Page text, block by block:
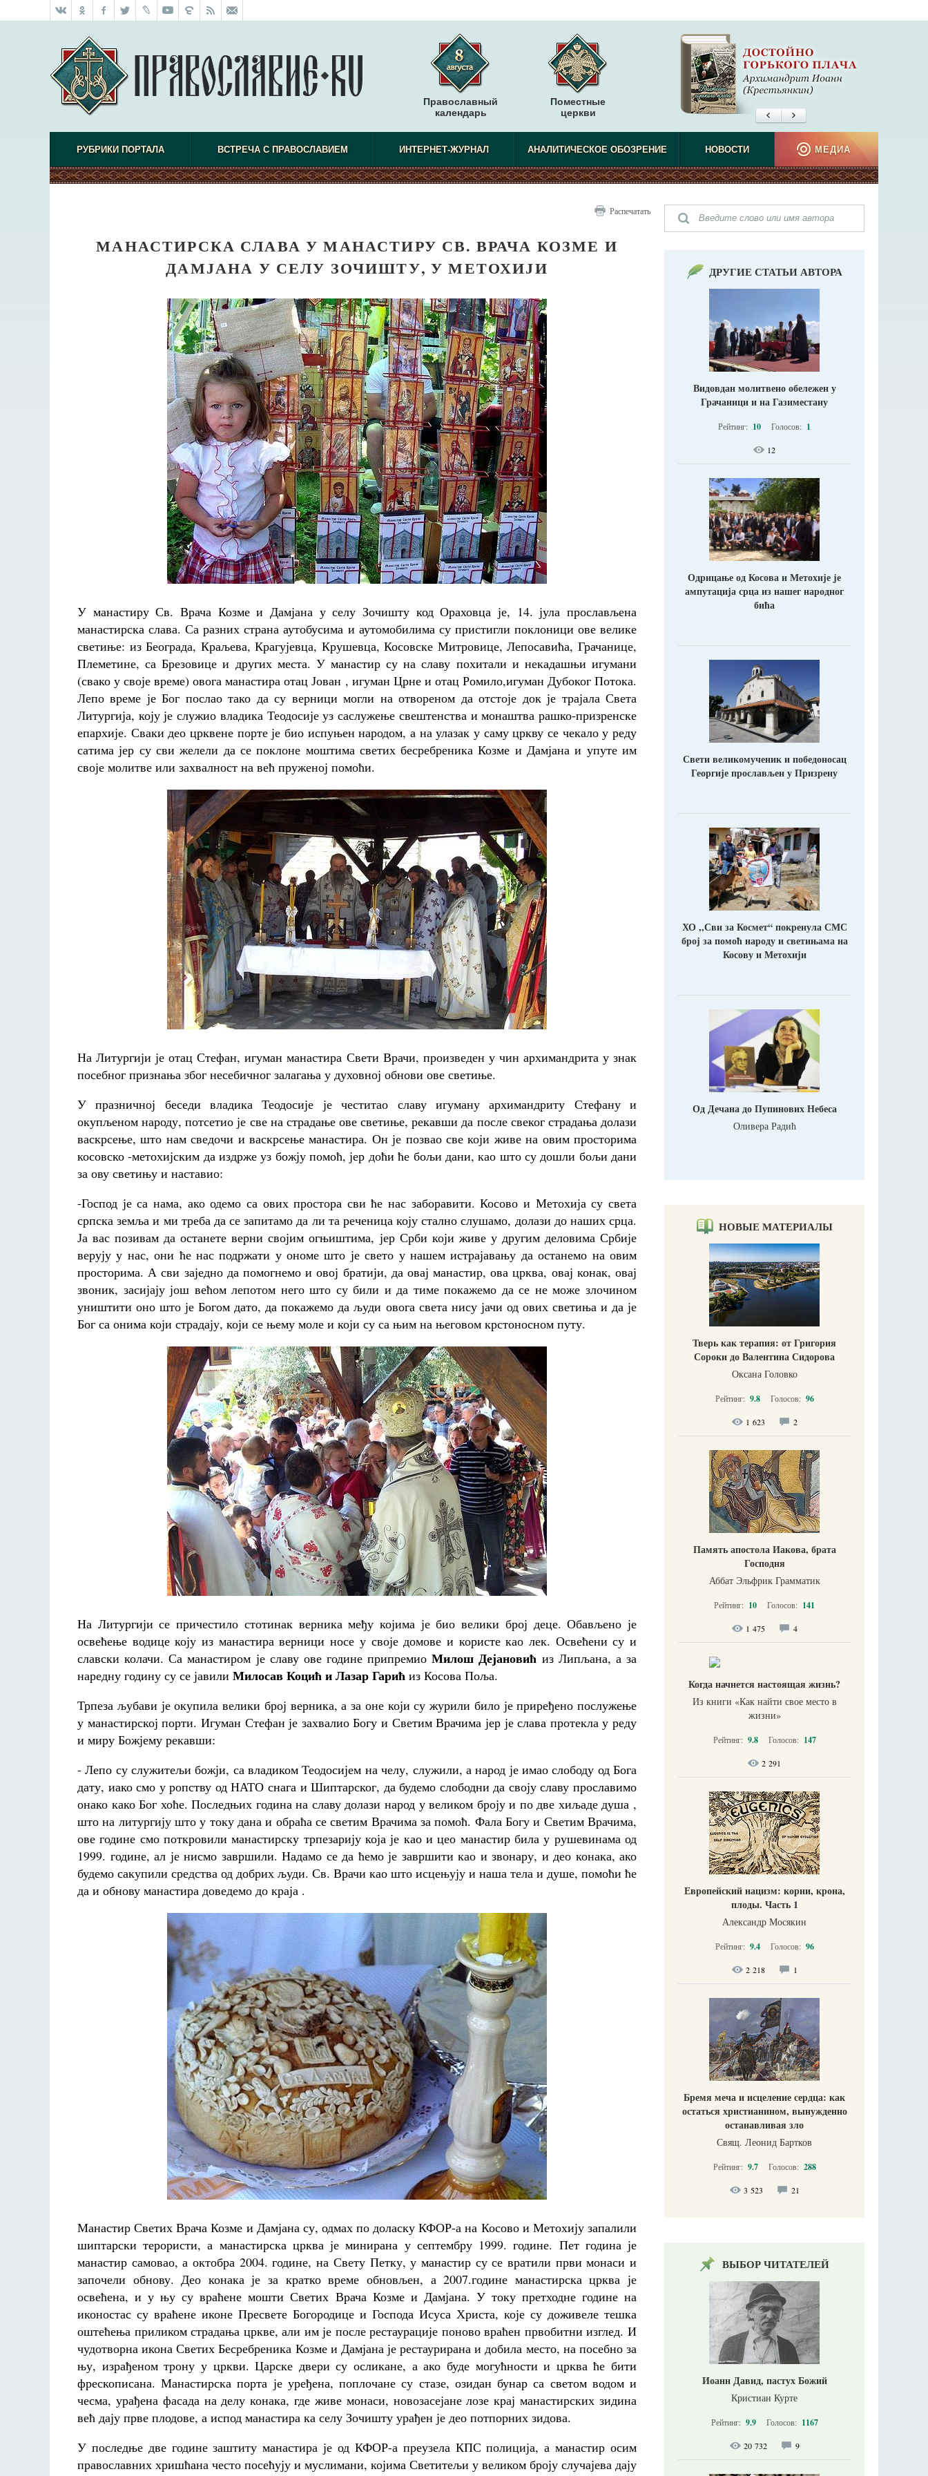
Поместные
церкви
Православный
календарь
РУБРИКИ ПОРТАЛА ВСТРЕЧА С ПРАВОСЛАВИЕМ ИНТЕРНЕТ-ЖУРНАЛ АНАЛИТИЧЕСКОЕ ОБОЗРЕНИЕ НОВОСТИ МЕДИА
Распечатать
МАНАСТИРСКА СЛАВА У МАНАСТИРУ СВ. ВРАЧА КОЗМЕ И
ДАМЈАНА У СЕЛУ ЗОЧИШТУ, У МЕТОХИЈИ
У манастиру Св. Врача Козме и Дамјана у селу Зочишту код Ораховца је, 14. јула прослављена
манастирска слава. Са разних страна аутобусима и аутомобилима су пристигли поклоници ове велике
светиње: из Београда, Краљева, Крагујевца, Крушевца, Косовске Митровице, Лепосавића, Грачанице,
Племетине, са Брезовице и других места. У манастир су на славу похитали и некадашњи игумани
(свако у своје време) овога манастира отац Јован , игуман Црне и отац Ромило,игуман Дубоког Потока.
Лепо време је Бог послао тако да су верници могли на отвореном да отстоје док је трајала Света
Литургија, коју је служио владика Теодосије уз саслужење свештенства и монаштва рашко-призренске
епархије. Сваки део црквене порте је био испуњен народом, а на улазак у саму цркву се чекало у реду
сатима јер су сви желели да се поклоне моштима светих бесребреника Козме и Дамјана и упуте им
своје молитве или захвалност на већ пруженој помоћи.
На Литургији је отац Стефан, игуман манастира Свети Врачи, произведен у чин архимандрита у знак
посебног признања због несебичног залагања у духовној обнови ове светиње.
У празничној беседи владика Теодосије је честитао славу игуману архимандриту Стефану и
окупљеном народу, потсетио је све на страдање ове светиње, рекавши да после свеког страдања долази
васкрсење, што нам сведочи и васкрсење манастира. Он је позвао све који живе на овим просторима
косовско -метохијским да издрже уз божју помоћ, јер доћи ће бољи дани, као што су дошли бољи дани
за ову светињу и наставио:
-Господ је са нама, ако одемо са ових простора сви ће нас заборавити. Косово и Метохија су света
српска земља и ми треба да се запитамо да ли та реченица коју стално слушамо, долази до наших срца.
Ја вас позивам да останете верни својим огњиштима, јер Срби који живе у другим деловима Србије
верују у нас, они ће нас подржати у ономе што је свето у нашем истрајавању да останемо на овим
просторима. А сви заједно да помогнемо и овој братији, да овај манастир, ова црква, овај конак, овај
звоник, засијају још већом лепотом него што су били и да тиме покажемо да се не може злочином
уништити оно што је Богом дато, да покажемо да људи овога света нису јачи од ових светиња и да је
Бог са онима који страдају, који се њему моле и који су са њим на његовом крстоносном путу.
На Литургији се причестило стотинак верника међу којима је био велики број деце. Обављено је
освећење водице коју из манастира верници носе у своје домове и користе као лек. Освећени су и
славски колачи.Са манастиром је славу ове године припремиоМилош Дејановић из Липљана, а за
наредну годину су се јавили Милосав Коцић и Лазар Гарић из Косова Поља.
Трпеза љубави је окупила велики број верника, а за оне који су журили било је приређено послужење
у манастирској порти. Игуман Стефан је захвалио Богу и Светим Врачима јер је слава протекла у реду
и миру Божјему рекавши:
- Лепо су служитељи божји, са владиком Теодосијем на челу, служили, а народ је имао слободу од Бога
дату, иако смо у ропству од НАТО снага и Шиптарског, да будемо слободни да своју славу прославимо
онако како Бог хоће. Последњих година на славу долази народ у великом броју и по две хиљаде душа ,
што на литургију што у току дана и обраћа се светим Врачима за помоћ. Фала Богу и Светим Врачима,
ове године смо поткровили манастирску трпезарију која је као и цео манастир била у рушевинама од
1999. године, ал је нисмо завршили. Надамо се да ћемо је завршити као и звонару, и део конака, ако
будемо сакупили средства од добрих људи. Св. Врачи као што исцењују и наша тела и душе, помоћи ће
да и обнову манастира доведемо до краја .
Манастир Светих Врача Козме и Дамјана су, одмах по доласку КФОР-а на Косово и Метохију запалили
шиптарски терористи, а манастирска црква је минирана у септембру 1999. године. Пет година је
манастир самовао, а октобра 2004. године, на Свету Петку, у манастир су се вратили први монаси и
започели обнову. Део конака је за кратко време обновљен, а 2007.године манастирска црква је
освећена, и у њу су враћене мошти Светих Врача Козме и Дамјана. У току претходне године на
иконостас су враћене иконе Пресвете Богородице и Господа Исуса Христа, које су доживеле тешка
оштећења приликом страдања цркве, али им је после рестаурације поново враћен првобитни изглед. И
чудотворна икона Светих Бесребреника Козме и Дамјана је рестаурирана и добила место, на посебно за
њу, израђеном трону у цркви. Царске двери су осликане, а ако буде могућности и црква ће бити
фрескописана. Манастирска порта је уређена, поплочане су стазе, озидан бунар са светом водом и
чесма, урађена фасада на делу конака, где живе монаси, новозасејане лозе крај манастирских зидина
већ дају прве плодове, а испод манастира ка селу Зочишту урађен је део потпорних зидова.
У последње две године заштиту манастира је од КФОР-а преузела КПС полиција, а манастир осим
православних хришћана често посећују и муслимани, којима Светитељи у великом броју случајева дају
ДРУГИЕ СТАТЬИ АВТОРА
Видовдан молитвено обележен у
Грачаници и на Газиместану
Рейтинг: 10 Голосов: 1
12
Одрицање од Косова и Метохије jе
ампутација срца из нашег народног
бића
Свети великомученик и победоносац
Георгије прослављен у Призрену
ХО ,,Сви за Космет“ покренула СМС
број за помоћ народу и светињама на
Косову и Метохији
Од Дечана до Пупинових Небеса
Оливера Радић
НОВЫЕ МАТЕРИАЛЫ
Тверь как терапия: от Григория
Сороки до Валентина Сидорова
Оксана Головко
Рейтинг: 9.8 Голосов: 96
1 623 2
Память апостола Иакова, брата
Господня
Аббат Эльфрик Грамматик
Рейтинг: 10 Голосов: 141
1 475 4
Когда начнется настоящая жизнь?
Из книги «Как найти свое место в
жизни​»
Рейтинг: 9.8 Голосов: 147
2 291
Европейский нацизм: корни, крона,
плоды. Часть 1
Александр Мосякин
Рейтинг: 9.4 Голосов: 96
2 218 1
Бремя меча и исцеление сердца: как
остаться христианином, вынужденно
останавливая зло
Свящ. Леонид Бартков
Рейтинг: 9.7 Голосов: 288
3 523 21
ВЫБОР ЧИТАТЕЛЕЙ
Иоанн Давид, пастух Божий
Кристиан Курте
Рейтинг: 9.9 Голосов: 1167
20 732 9